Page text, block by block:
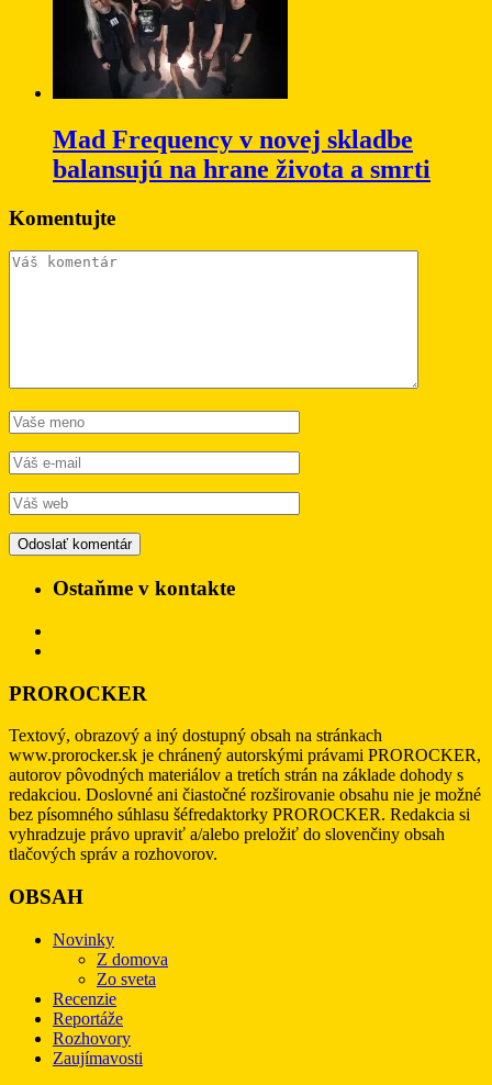
Mad Frequency v novej skladbe
balansujú na hrane života a smrti
Komentujte
Ostaňme v kontakte
PROROCKER
Textový, obrazový a iný dostupný obsah na stránkach
www.prorocker.sk je chránený autorskými právami PROROCKER,
autorov pôvodných materiálov a tretích strán na základe dohody s
redakciou. Doslovné ani čiastočné rozširovanie obsahu nie je možné
bez písomného súhlasu šéfredaktorky PROROCKER. Redakcia si
vyhradzuje právo upraviť a/alebo preložiť do slovenčiny obsah
tlačových správ a rozhovorov.
OBSAH
Novinky
Z domova
Zo sveta
Recenzie
Reportáže
Rozhovory
Zaujímavosti